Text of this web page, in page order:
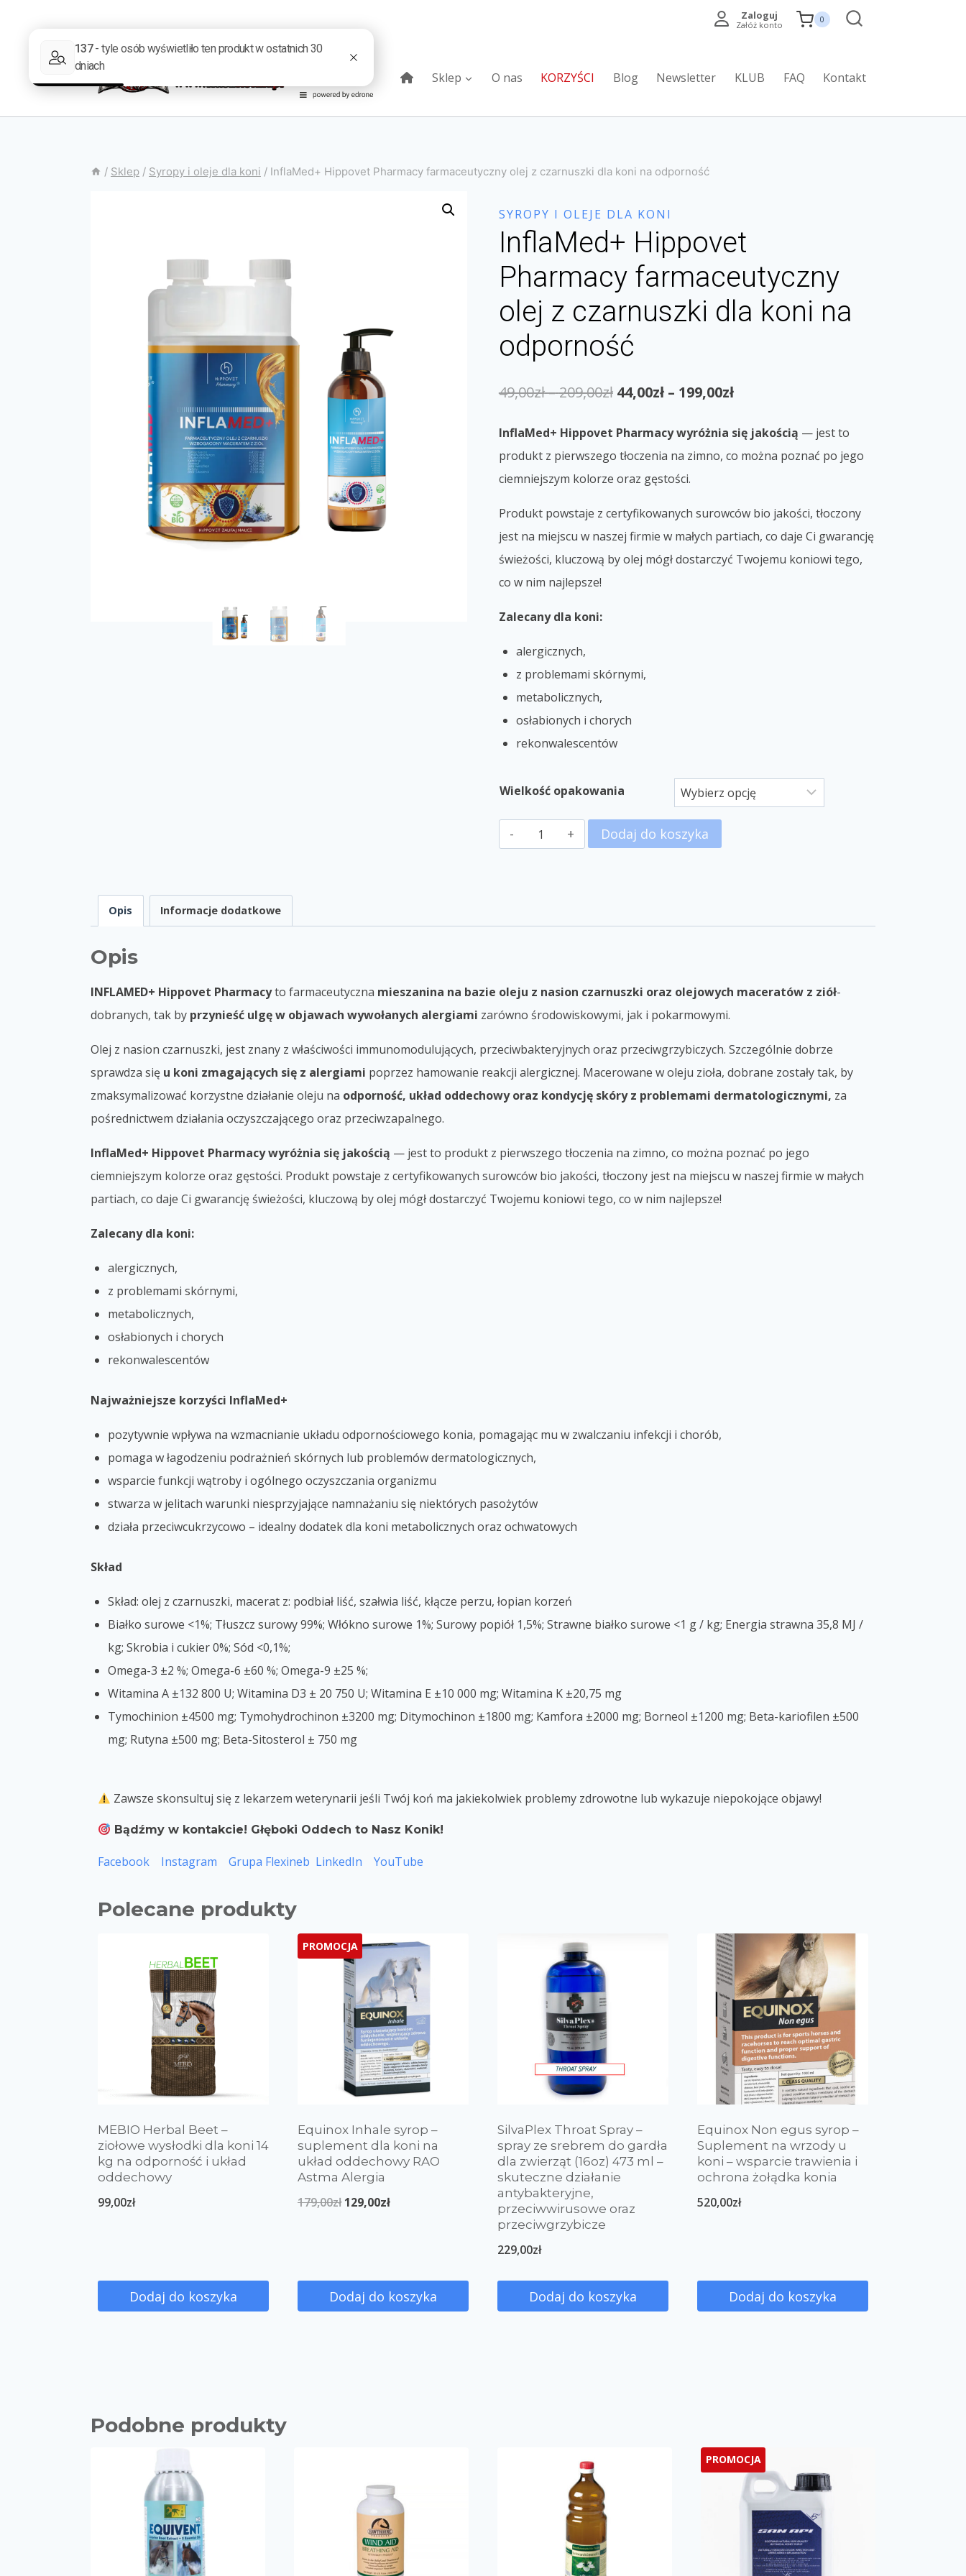
Zaloguj
Załóż konto 0
Sklep O nas KORZYŚCI Blog Newsletter KLUB FAQ Kontakt
/ Sklep / Syropy i oleje dla koni / InflaMed+ Hippovet Pharmacy farmaceutyczny olej z czarnuszki dla koni na odporność
SYROPY I OLEJE DLA KONI
InflaMed+ Hippovet
Pharmacy farmaceutyczny
olej z czarnuszki dla koni na
odporność
49,00zł–209,00zł 44,00zł – 199,00zł
InflaMed+ Hippovet Pharmacy wyróżnia się jakością — jest to
produkt z pierwszego tłoczenia na zimno, co można poznać po jego
ciemniejszym kolorze oraz gęstości.
Produkt powstaje z certyfikowanych surowców bio jakości, tłoczony
jest na miejscu w naszej firmie w małych partiach, co daje Ci gwarancję
świeżości, kluczową by olej mógł dostarczyć Twojemu koniowi tego,
co w nim najlepsze!
Zalecany dla koni:
alergicznych,
z problemami skórnymi,
metabolicznych,
osłabionych i chorych
rekonwalescentów
Wielkość opakowania
Dodaj do koszyka
Opis Informacje dodatkowe
Opis
INFLAMED+ Hippovet Pharmacyto farmaceutyczna mieszanina na bazie oleju z nasion czarnuszki oraz olejowych maceratów z ziół-
dobranych, tak by przynieść ulgę w objawach wywołanych alergiami zarówno środowiskowymi, jak i pokarmowymi.
Olej z nasion czarnuszki, jest znany z właściwości immunomodulujących, przeciwbakteryjnych oraz przeciwgrzybiczych. Szczególnie dobrze
sprawdza się u koni zmagających się z alergiami poprzez hamowanie reakcji alergicznej. Macerowane w oleju zioła, dobrane zostały tak, by
zmaksymalizować korzystne działanie oleju na odporność, układ oddechowy oraz kondycję skóry z problemami dermatologicznymi, za
pośrednictwem działania oczyszczającego oraz przeciwzapalnego.
InflaMed+ Hippovet Pharmacy wyróżnia się jakością — jest to produkt z pierwszego tłoczenia na zimno, co można poznać po jego
ciemniejszym kolorze oraz gęstości. Produkt powstaje z certyfikowanych surowców bio jakości, tłoczony jest na miejscu w naszej firmie w małych
partiach, co daje Ci gwarancję świeżości, kluczową by olej mógł dostarczyć Twojemu koniowi tego, co w nim najlepsze!
Zalecany dla koni:
alergicznych,
z problemami skórnymi,
metabolicznych,
osłabionych i chorych
rekonwalescentów
Najważniejsze korzyści InflaMed+
pozytywnie wpływa na wzmacnianie układu odpornościowego konia, pomagając mu w zwalczaniu infekcji i chorób,
pomaga w łagodzeniu podrażnień skórnych lub problemów dermatologicznych,
wsparcie funkcji wątroby i ogólnego oczyszczania organizmu
stwarza w jelitach warunki niesprzyjające namnażaniu się niektórych pasożytów
działa przeciwcukrzycowo – idealny dodatek dla koni metabolicznych oraz ochwatowych
Skład
Skład: olej z czarnuszki, macerat z: podbiał liść, szałwia liść, kłącze perzu, łopian korzeń
Białko surowe <1%; Tłuszcz surowy 99%; Włókno surowe 1%; Surowy popiół 1,5%; Strawne białko surowe <1 g / kg; Energia strawna 35,8 MJ /
kg; Skrobia i cukier 0%; Sód <0,1%;
Omega-3 ±2 %; Omega-6 ±60 %; Omega-9 ±25 %;
Witamina A ±132 800 U; Witamina D3 ± 20 750 U; Witamina E ±10 000 mg; Witamina K ±20,75 mg
Tymochinion ±4500 mg; Tymohydrochinon ±3200 mg; Ditymochinon ±1800 mg; Kamfora ±2000 mg; Borneol ±1200 mg; Beta-kariofilen ±500
mg; Rutyna ±500 mg; Beta-Sitosterol ± 750 mg
Zawsze skonsultuj się z lekarzem weterynarii jeśli Twój koń ma jakiekolwiek problemy zdrowotne lub wykazuje niepokojące objawy!
Bądźmy w kontakcie! Głęboki Oddech to Nasz Konik!
Facebook Instagram Grupa Flexineb LinkedIn YouTube
Polecane produkty
MEBIO Herbal Beet –
ziołowe wysłodki dla koni 14
kg na odporność i układ
oddechowy
99,00zł
Dodaj do koszyka
PROMOCJA
Equinox Inhale syrop –
suplement dla koni na
układ oddechowy RAO
Astma Alergia
179,00zł 129,00zł
Dodaj do koszyka
SilvaPlex Throat Spray –
spray ze srebrem do gardła
dla zwierząt (16oz) 473 ml –
skuteczne działanie
antybakteryjne,
przeciwwirusowe oraz
przeciwgrzybicze
229,00zł
Dodaj do koszyka
Equinox Non egus syrop –
Suplement na wrzody u
koni – wsparcie trawienia i
ochrona żołądka konia
520,00zł
Dodaj do koszyka
Podobne produkty
PROMOCJA